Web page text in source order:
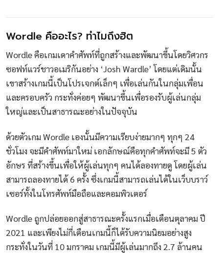
Wordle คืออะไร? ทำไมถึงฮิต
Wordle คือเกมเดาคำศัพท์ที่ถูกสร้างและพัฒนาขึ้นโดยวิศวกร
ซอฟท์แวร์ชาวอเมริกันอย่าง ‘Josh Wardle’ โดยแต่เดิมนั้น
เขาสร้างเกมนี้เป็นโปรเจกต์เล็กๆ เพื่อเล่นกันในกลุ่มเพื่อน
และครอบครัว กระทั่งค่อยๆ พัฒนาขึ้นเพื่อรองรับผู้เล่นกลุ่ม
ใหญ่และเป็นสาธารณะอย่างในปัจจุบัน
ด้วยตัวเกม Wordle เองนั้นมีความเรียบง่ายมากๆ ทุกๆ 24
ชั่วโมง จะมีคำศัพท์มาใหม่ เอกลักษณ์คือทุกคำศัพท์จะมี 5 ตัว
อักษร ที่สร้างขึ้นเพื่อให้ผู้เล่นทุกๆ คนได้ลองทายดู โดยผู้เล่น
สามารถลองทายได้ 6 ครั้ง ซึ่งเกมนี้สามารถเล่นได้ในเว็บบราว์
เซอร์ทั้งในโทรศัพท์มือถือและคอมพิวเตอร์
Wordle ถูกปล่อยออกสู่สาธารณะครั้งแรกเมื่อเดือนตุลาคม ปี
2021 และเพียงไม่กี่เดือนเกมนี้ก็ได้รับความนิยมอย่างสูง
กระทั่งในวันที่ 10 มกราคม เกมนี้มีผู้เล่นมากถึง 2.7 ล้านคน